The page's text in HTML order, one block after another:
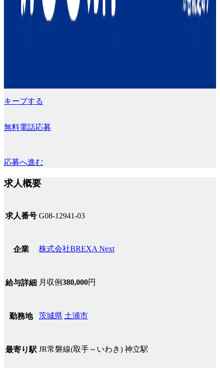
キープする
無料電話応募
応募へ進む
求人概要
求人番号 G08-12941-03
企業 株式会社BREXA Next
給与詳細 月収例380,000円
勤務地 茨城県 土浦市
最寄り駅 JR常磐線(取手～いわき) 神立駅